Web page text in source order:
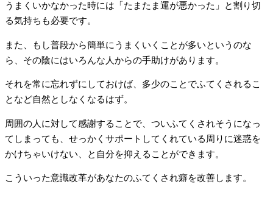
うまくいかなかった時には「たまたま運が悪かった」と割り切
る気持ちも必要です。
また、もし普段から簡単にうまくいくことが多いというのな
ら、その陰にはいろんな人からの手助けがあります。
それを常に忘れずにしておけば、多少のことでふてくされるこ
となど自然としなくなるはず。
周囲の人に対して感謝することで、ついふてくされそうになっ
てしまっても、せっかくサポートしてくれている周りに迷惑を
かけちゃいけない、と自分を抑えることができます。
こういった意識改革があなたのふてくされ癖を改善します。